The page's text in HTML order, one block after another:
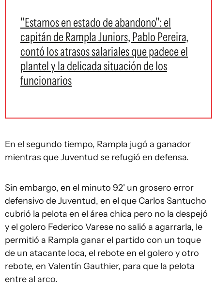
"Estamos en estado de abandono": el
capitán de Rampla Juniors, Pablo Pereira,
contó los atrasos salariales que padece el
plantel y la delicada situación de los
funcionarios
En el segundo tiempo, Rampla jugó a ganador
mientras que Juventud se refugió en defensa.
Sin embargo, en el minuto 92' un grosero error
defensivo de Juventud, en el que Carlos Santucho
cubrió la pelota en el área chica pero no la despejó
y el golero Federico Varese no salió a agarrarla, le
permitió a Rampla ganar el partido con un toque
de un atacante loca, el rebote en el golero y otro
rebote, en Valentín Gauthier, para que la pelota
entre al arco.